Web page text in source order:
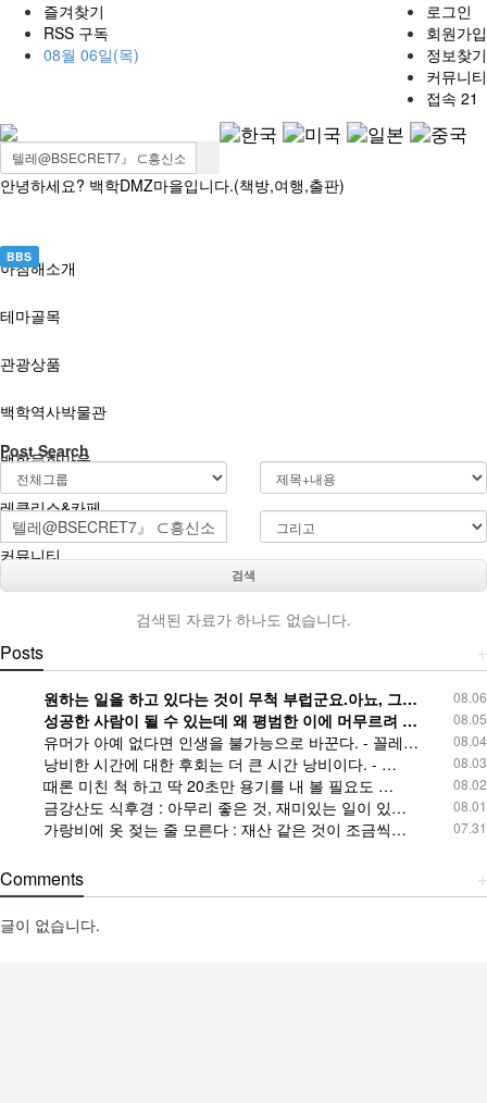
즐겨찾기
RSS 구독
08월 06일(목)
로그인
회원가입
정보찾기
커뮤니티
접속 21
안녕하세요? 백학DMZ마을입니다.(책방,여행,출판)
아침해소개
테마골목
관광상품
백학역사박물관
백학문화마을
레클리스&카페
커뮤니티
BBS
Post Search
검색
검색된 자료가 하나도 없습니다.
+
Posts
08.06
원하는 일을 하고 있다는 것이 무척 부럽군요.아뇨, 그…
08.05
성공한 사람이 될 수 있는데 왜 평범한 이에 머무르려 …
08.04
유머가 아예 없다면 인생을 불가능으로 바꾼다. - 꼴레…
08.03
낭비한 시간에 대한 후회는 더 큰 시간 낭비이다. - …
08.02
때론 미친 척 하고 딱 20초만 용기를 내 볼 필요도 …
08.01
금강산도 식후경 : 아무리 좋은 것, 재미있는 일이 있…
07.31
가랑비에 옷 젖는 줄 모른다 : 재산 같은 것이 조금씩…
+
Comments
글이 없습니다.